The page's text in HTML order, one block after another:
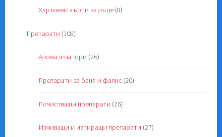
Хартиени кърпи за ръце (8)
Препарати (108)
Ароматизатори (26)
Препарати за баня и фаянс (20)
Почистващи препарати (26)
Измиващи и изпиращи препарати (27)